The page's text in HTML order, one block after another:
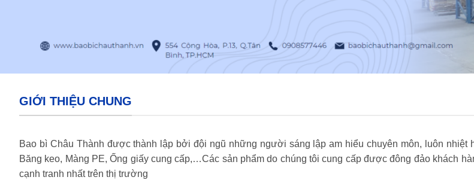
GIỚI THIỆU CHUNG
Bao bì Châu Thành được thành lập bởi đội ngũ những người sáng lập am hiểu chuyên môn, luôn nhiệt
Băng keo, Màng PE, Ống giấy cung cấp,…Các sản phẩm do chúng tôi cung cấp được đông đảo khách
cạnh tranh nhất trên thị trường